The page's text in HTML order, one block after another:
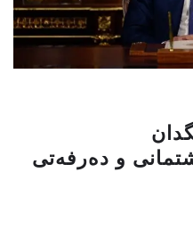
و دەرفەتی